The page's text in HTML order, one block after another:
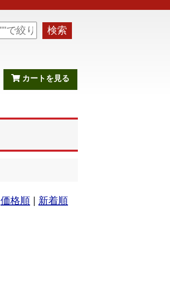
検索
カートを見る
価格順 新着順